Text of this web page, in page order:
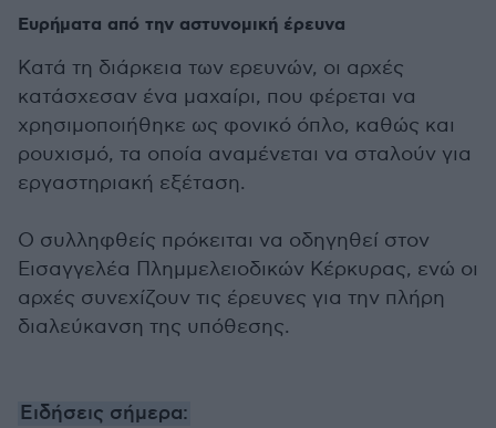
Ευρήματα από την αστυνομική έρευνα
Κατά τη διάρκεια των ερευνών, οι αρχές
κατάσχεσαν ένα μαχαίρι, που φέρεται να
χρησιμοποιήθηκε ως φονικό όπλο, καθώς και
ρουχισμό, τα οποία αναμένεται να σταλούν για
εργαστηριακή εξέταση.
Ο συλληφθείς πρόκειται να οδηγηθεί στον
Εισαγγελέα Πλημμελειοδικών Κέρκυρας, ενώ οι
αρχές συνεχίζουν τις έρευνες για την πλήρη
διαλεύκανση της υπόθεσης.
Ειδήσεις σήμερα: